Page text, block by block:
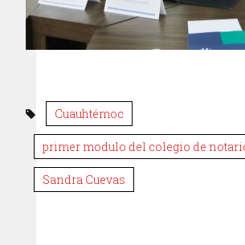
Cuauhtémoc
primer modulo del colegio de
Sandra Cuevas